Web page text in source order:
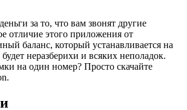
за то, что вам звонят другие
отличие этого приложения от
баланс, который устанавливается на
неразберихи и всяких неполадок.
на один номер? Просто скачайте